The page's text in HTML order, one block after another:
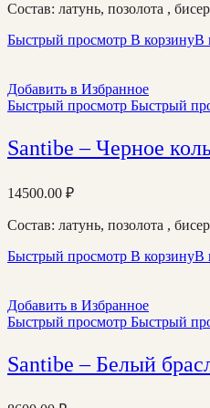
Состав: латунь, позолота , бисер
Быстрый просмотр В корзинуВ
Добавить в Избранное
Быстрый просмотр Быстрый
Santibe – Черное
14500.00 ₽
Состав: латунь, позолота , бисер
Быстрый просмотр В корзинуВ
Добавить в Избранное
Быстрый просмотр Быстрый
Santibe – Белый